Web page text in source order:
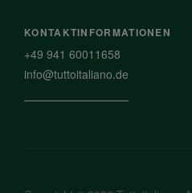
KONTAKTINFORMATIONEN
+49 941 60011658
info@tuttoitaliano.de